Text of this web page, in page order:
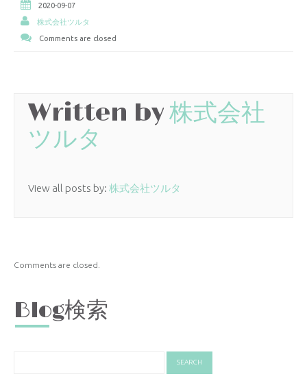
2020-09-07
株式会社ツルタ
Comments are closed
Written by株式会社
ツルタ
View all posts by: 株式会社ツルタ
Comments are closed.
Blog検索